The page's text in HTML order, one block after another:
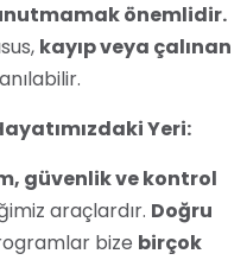
önemlidir.
kayıp veya çalınan
Yeri:
güvenlik ve kontrol
araçlardır. Doğru
bize birçok